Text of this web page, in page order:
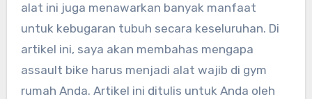
alat ini juga menawarkan banyak manfaat
untuk kebugaran tubuh secara keseluruhan. Di
artikel ini, saya akan membahas mengapa
assault bike harus menjadi alat wajib di gym
rumah Anda. Artikel ini ditulis untuk Anda oleh